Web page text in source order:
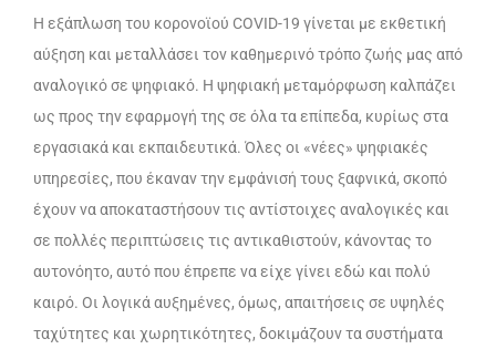
Η εξάπλωση του κορονοϊού COVID-19 γίνεται με εκθετική
αύξηση και μεταλλάσει τον καθημερινό τρόπο ζωής μας από
αναλογικό σε ψηφιακό. Η ψηφιακή μεταμόρφωση καλπάζει
ως προς την εφαρμογή της σε όλα τα επίπεδα, κυρίως στα
εργασιακά και εκπαιδευτικά. Όλες οι «νέες» ψηφιακές
υπηρεσίες, που έκαναν την εμφάνισή τους ξαφνικά, σκοπό
έχουν να αποκαταστήσουν τις αντίστοιχες αναλογικές και
σε πολλές περιπτώσεις τις αντικαθιστούν, κάνοντας το
αυτονόητο, αυτό που έπρεπε να είχε γίνει εδώ και πολύ
καιρό. Οι λογικά αυξημένες, όμως, απαιτήσεις σε υψηλές
ταχύτητες και χωρητικότητες, δοκιμάζουν τα συστήματα